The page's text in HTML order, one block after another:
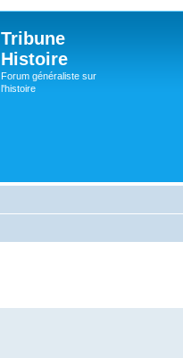
Tribune
Histoire
Forum généraliste sur
l'histoire